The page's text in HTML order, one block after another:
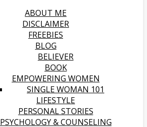
ABOUT ME
DISCLAIMER
FREEBIES
BLOG
BELIEVER
BOOK
EMPOWERING WOMEN
SINGLE WOMAN 101
LIFESTYLE
PERSONAL STORIES
PSYCHOLOGY & COUNSELING